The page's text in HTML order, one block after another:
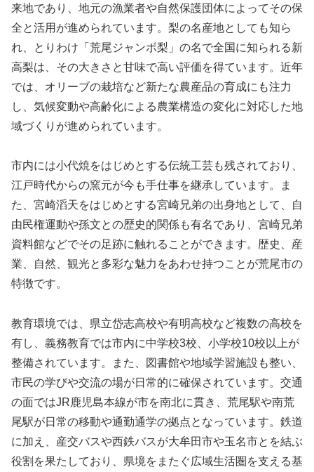
来地であり、地元の漁業者や自然保護団体によってその保
全と活用が進められています。梨の名産地としても知ら
れ、とりわけ「荒尾ジャンボ梨」の名で全国に知られる新
高梨は、その大きさと甘味で高い評価を得ています。近年
では、オリーブの栽培など新たな農産品の育成にも注力
し、気候変動や高齢化による農業構造の変化に対応した地
域づくりが進められています。
市内には小代焼をはじめとする伝統工芸も残されており、
江戸時代からの窯元が今も手仕事を継承しています。ま
た、宮崎滔天をはじめとする宮崎兄弟の出身地として、自
由民権運動や孫文との歴史的関係も有名であり、宮崎兄弟
資料館などでその足跡に触れることができます。歴史、産
業、自然、観光と多彩な魅力をあわせ持つことが荒尾市の
特徴です。
教育環境では、県立岱志高校や有明高校など複数の高校を
有し、義務教育では市内に中学校3校、小学校10校以上が
整備されています。また、図書館や地域学習施設も整い、
市民の学びや交流の場が日常的に確保されています。交通
の面ではJR鹿児島本線が市を南北に貫き、荒尾駅や南荒
尾駅が日常の移動や通勤通学の拠点となっています。鉄道
に加え、産交バスや西鉄バスが大牟田市や玉名市とを結ぶ
役割を果たしており、県境をまたぐ広域生活圏を支える基